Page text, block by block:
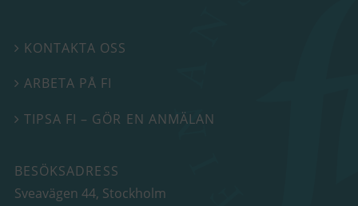
 KONTAKTA OSS
 ARBETA PÅ FI
TIPSA FI – GÖR EN ANMÄLAN
BESÖKSADRESS
Sveavägen 44, Stockholm